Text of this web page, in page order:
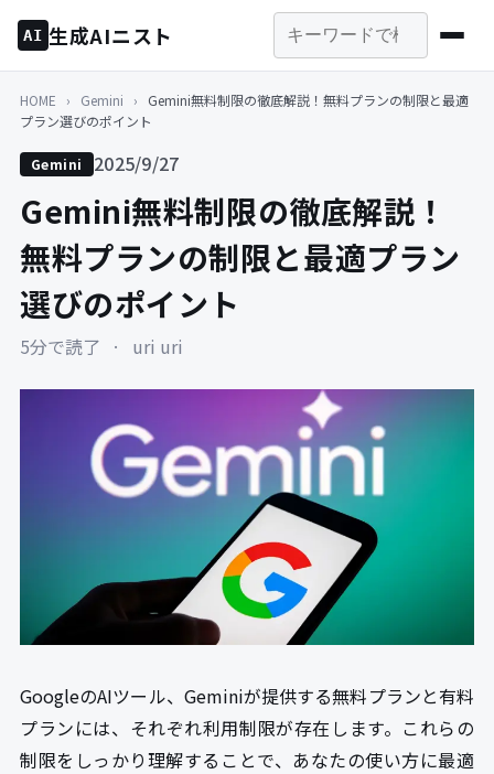
AI 生成AIニスト
HOME › Gemini ›
Gemini無料制限の徹底解説！無料プランの制限と最適
プラン選びのポイント
Gemini 2025/9/27
Gemini無料制限の徹底解説！
無料プランの制限と最適プラン
選びのポイント
5分で読了 · uri uri
GoogleのAIツール、Geminiが提供する無料プランと有料
プランには、それぞれ利用制限が存在します。これらの
制限をしっかり理解することで、あなたの使い方に最適